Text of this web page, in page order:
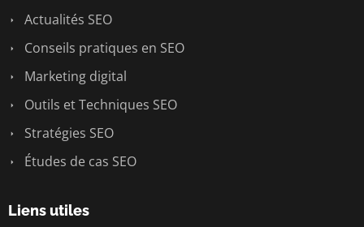
Actualités SEO
Conseils pratiques en SEO
Marketing digital
Outils et Techniques SEO
Stratégies SEO
Études de cas SEO
Liens utiles